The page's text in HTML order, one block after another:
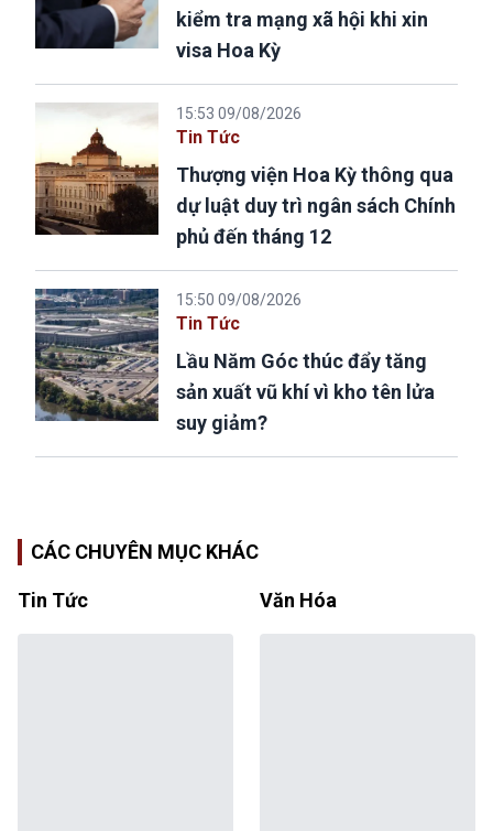
kiểm tra mạng xã hội khi xin
visa Hoa Kỳ
15:53 09/08/2026
Tin Tức
Thượng viện Hoa Kỳ thông qua
dự luật duy trì ngân sách Chính
phủ đến tháng 12
15:50 09/08/2026
Tin Tức
Lầu Năm Góc thúc đẩy tăng
sản xuất vũ khí vì kho tên lửa
suy giảm?
CÁC CHUYÊN MỤC KHÁC
Tin Tức Văn Hóa